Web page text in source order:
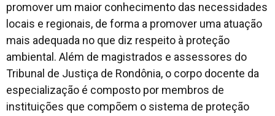
promover um maior conhecimento das necessidades
locais e regionais, de forma a promover uma atuação
mais adequada no que diz respeito à proteção
ambiental. Além de magistrados e assessores do
Tribunal de Justiça de Rondônia, o corpo docente da
especialização é composto por membros de
instituições que compõem o sistema de proteção